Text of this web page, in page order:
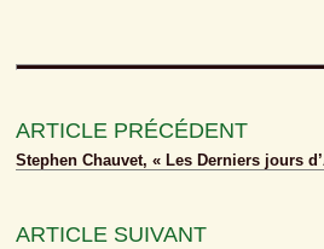
ARTICLE PRÉCÉDENT
Stephen Chauvet, « Les Derniers jours
ARTICLE SUIVANT